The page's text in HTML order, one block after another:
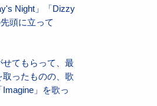
Night」「Dizzy
頭に立って
てもらって、最
ったものの、歌
」を歌っ